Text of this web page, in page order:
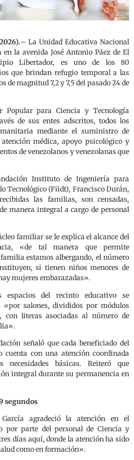
– La Unidad Educativa Nacional
en la avenida José Antonio Páez de El
Libertador, es uno de los 80
que brindan refugio temporal a las
de magnitud 7,2 y 7,5 del pasado 24 de
Popular para Ciencia y Tecnología
de sus entes adscritos, todos los
mediante el suministro de
médica, apoyo psicológico y
de venezolanos y venezolanas que
Instituto de Ingeniería para
Tecnológico (Fiidt), Francisco Durán,
las familias, son censadas,
manera integral a cargo de personal
familiar se le explica el alcance del
«de tal manera que permite
estamos albergando, el número
si tienen niños menores de
mujeres embarazadas».
espacios del recinto educativo se
«por salones, divididos por módulos
con literas asociadas al número de
señaló que cada beneficiado del
cuenta con una atención coordinada
básicas. Reiteró que
integral durante su permanencia en
segundos
agradeció la atención en el
por parte del personal de Ciencia y
días aquí, donde la atención ha sido
como en formación».